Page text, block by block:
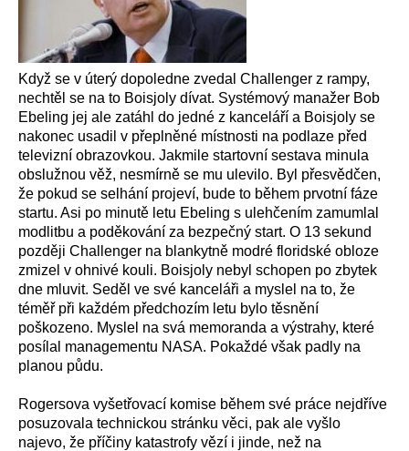
Když se v úterý dopoledne zvedal Challenger z rampy,
nechtěl se na to Boisjoly dívat. Systémový manažer Bob
Ebeling jej ale zatáhl do jedné z kanceláří a Boisjoly se
nakonec usadil v přeplněné místnosti na podlaze před
televizní obrazovkou. Jakmile startovní sestava minula
obslužnou věž, nesmírně se mu ulevilo. Byl přesvědčen,
že pokud se selhání projeví, bude to během prvotní fáze
startu. Asi po minutě letu Ebeling s ulehčením zamumlal
modlitbu a poděkování za bezpečný start. O 13 sekund
později Challenger na blankytně modré floridské obloze
zmizel v ohnivé kouli. Boisjoly nebyl schopen po zbytek
dne mluvit. Seděl ve své kanceláři a myslel na to, že
téměř při každém předchozím letu bylo těsnění
poškozeno. Myslel na svá memoranda a výstrahy, které
posílal managementu NASA. Pokaždé však padly na
planou půdu.
Rogersova vyšetřovací komise během své práce nejdříve
posuzovala technickou stránku věci, pak ale vyšlo
najevo, že příčiny katastrofy vězí i jinde, než na